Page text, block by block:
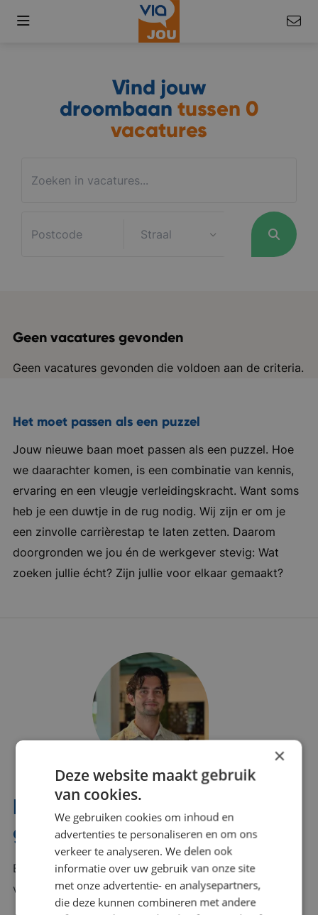
Vind jouw
droombaan tussen 0
vacatures
Geen vacatures gevonden
Geen vacatures gevonden die voldoen aan de criteria.
Het moet passen als een puzzel
Jouw nieuwe baan moet passen als een puzzel. Hoe
we daarachter komen, is een combinatie van kennis,
ervaring en een vleugje verleidingskracht. Want soms
heb je een duwtje in de rug nodig. Wij zijn er om je
een zinvolle carrièrestap te laten zetten. Daarom
doorgronden we jou én de werkgever stevig: Wat
zoeken jullie écht? Zijn jullie voor elkaar gemaakt?
Interesse? Benno helpt je
graag verder!
Bel of mail Benno met al jouw vragen. Benno staat
voor je klaar en helpt je graag!
×
Deze website maakt gebruik
van cookies.
We gebruiken cookies om inhoud en
advertenties te personaliseren en om ons
verkeer te analyseren. We delen ook
informatie over uw gebruik van onze site
met onze advertentie- en analysepartners,
die deze kunnen combineren met andere